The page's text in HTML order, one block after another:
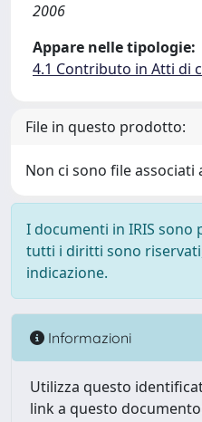
2006
Appare nelle tipologie:
4.1 Contributo in Atti di
File in questo prodotto:
Non ci sono file
I documenti in IRIS
tutti i diritti sono
indicazione.
Informazioni
Utilizza questo
link a questo